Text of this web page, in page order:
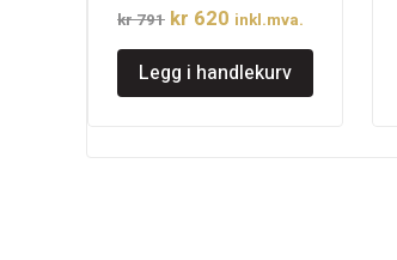
kr791 Opprinnelig
pris
var:
kr 791.
kr 620 Nåværende
pris
er:
kr 620.
inkl.mva.
Legg i handlekurv